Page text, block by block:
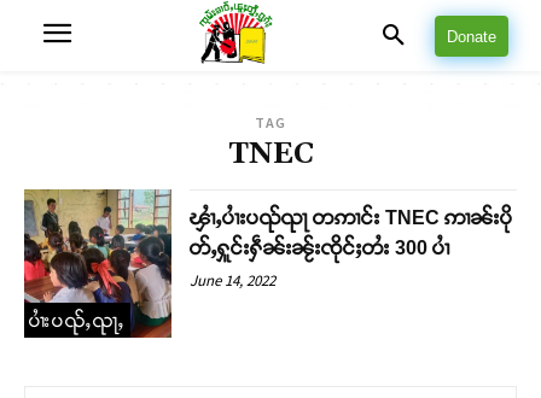
Donate
TAG
TNEC
ပၢႆးပၺ်ႇၺႃႇ
ၾၢႆႇပၢႆးပၺ်ၺႃ တဢၢင်း TNEC ဢၢၼ်းပို
တ်ႇႁူင်းႁဵၼ်းၼႂ်းၸိုင်ႈတႆး 300 ပၢႆ
June 14, 2022